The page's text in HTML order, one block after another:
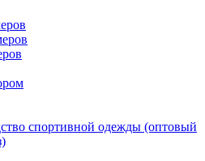
спортивной одежды (оптовый